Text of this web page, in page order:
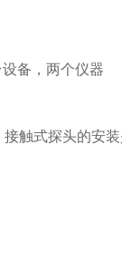
备，两个仪器
式探头的安装